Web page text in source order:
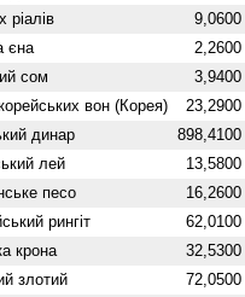
ріалів 9,0600
єна 2,2600
сом 3,9400
вон (Корея) 23,2900
динар 898,4100
лей 13,5800
песо 16,2600
рингіт 62,0100
крона 32,5300
злотий 72,0500